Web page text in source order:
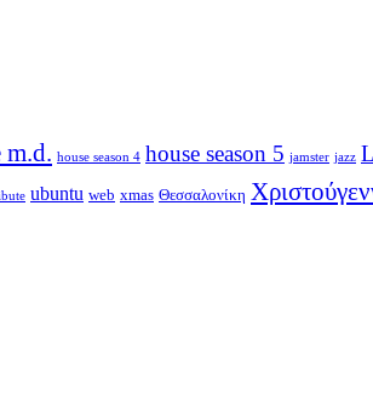
m.d. house season 4 house season 5 jamster jazz
ubuntu web xmas Θεσσαλονίκη